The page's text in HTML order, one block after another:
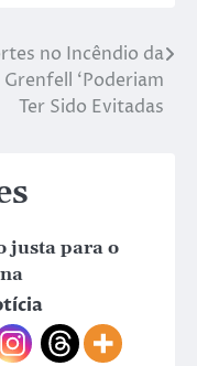
no Incêndio da
‘Poderiam
Ter Sido Evitadas
justa para o